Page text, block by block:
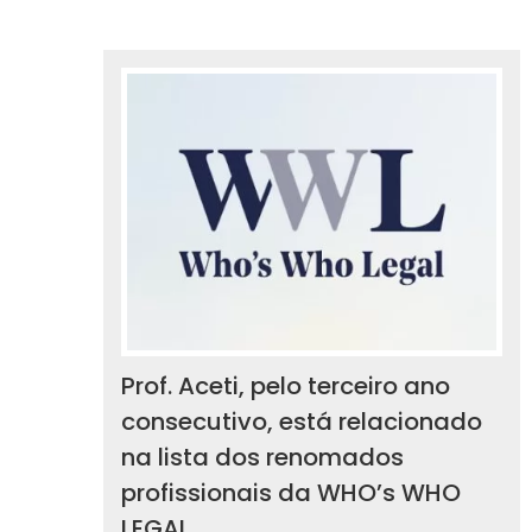
Prof. Aceti, pelo terceiro ano
consecutivo, está relacionado
na lista dos renomados
profissionais da WHO’s WHO